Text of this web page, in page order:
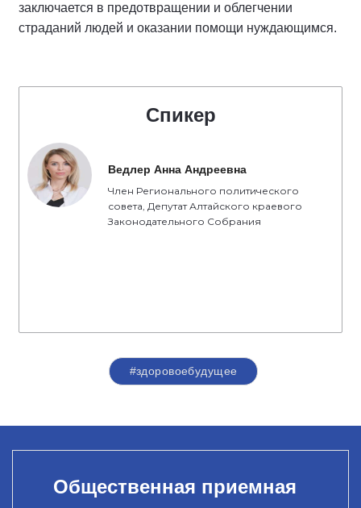
заключается в предотвращении и облегчении
страданий людей и оказании помощи нуждающимся.
Спикер
Ведлер Анна Андреевна
Член Регионального политического
совета, Депутат Алтайского краевого
Законодательного Собрания
#здоровоебудущее
Общественная приемная